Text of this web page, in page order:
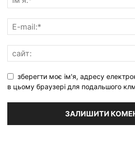
зберегти моє ім'я, адресу
в цьому браузері для подальшого